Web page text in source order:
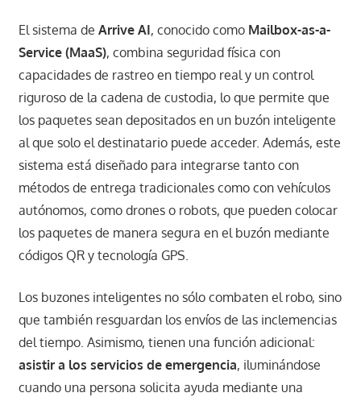
El sistema de Arrive AI, conocido como Mailbox-as-a-
Service (MaaS), combina seguridad física con
capacidades de rastreo en tiempo real y un control
riguroso de la cadena de custodia, lo que permite que
los paquetes sean depositados en un buzón inteligente
al que solo el destinatario puede acceder. Además, este
sistema está diseñado para integrarse tanto con
métodos de entrega tradicionales como con vehículos
autónomos, como drones o robots, que pueden colocar
los paquetes de manera segura en el buzón mediante
códigos QR y tecnología GPS.
Los buzones inteligentes no sólo combaten el robo, sino
que también resguardan los envíos de las inclemencias
del tiempo. Asimismo, tienen una función adicional:
asistir a los servicios de emergencia, iluminándose
cuando una persona solicita ayuda mediante una